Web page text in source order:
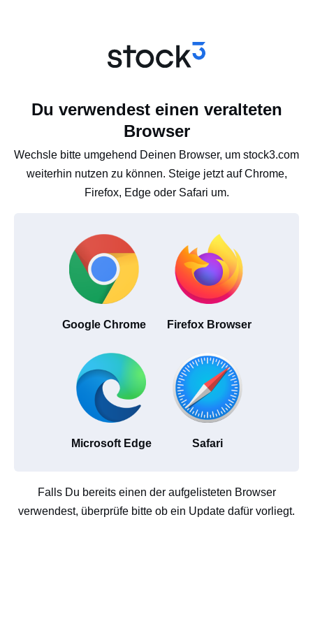
Du verwendest einen veralteten
Browser
Wechsle bitte umgehend Deinen Browser, um stock3.com
weiterhin nutzen zu können. Steige jetzt auf Chrome,
Firefox, Edge oder Safari um.
Google Chrome Firefox Browser
Microsoft Edge Safari
Falls Du bereits einen der aufgelisteten Browser
verwendest, überprüfe bitte ob ein Update dafür vorliegt.